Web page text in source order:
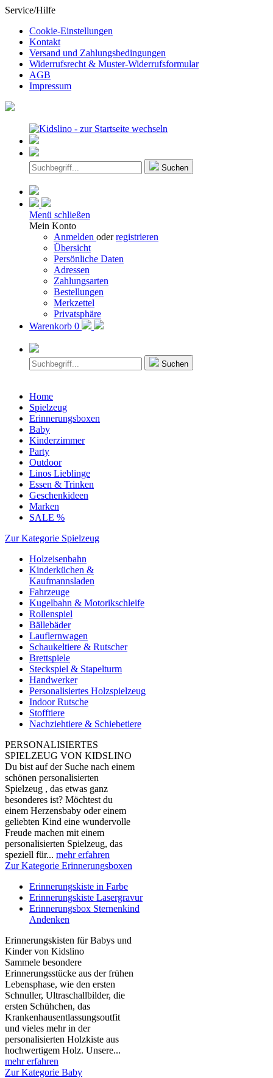
Service/Hilfe
Cookie-Einstellungen
Kontakt
Versand und Zahlungsbedingungen
Widerrufsrecht & Muster-Widerrufsformular
AGB
Impressum
Suchen
Menü schließen
Mein Konto
Anmelden oderregistrieren
Übersicht
Persönliche Daten
Adressen
Zahlungsarten
Bestellungen
Merkzettel
Privatsphäre
Warenkorb 0
Suchen
Home
Spielzeug
Erinnerungsboxen
Baby
Kinderzimmer
Party
Outdoor
Linos Lieblinge
Essen & Trinken
Geschenkideen
Marken
SALE %
Zur Kategorie Spielzeug
Holzeisenbahn
Kinderküchen &
Kaufmannsladen
Fahrzeuge
Kugelbahn & Motorikschleife
Rollenspiel
Bällebäder
Lauflernwagen
Schaukeltiere & Rutscher
Brettspiele
Steckspiel & Stapelturm
Handwerker
Personalisiertes Holzspielzeug
Indoor Rutsche
Stofftiere
Nachziehtiere & Schiebetiere
PERSONALISIERTES
SPIELZEUG VON KIDSLINO
Du bist auf der Suche nach einem
schönen personalisierten
Spielzeug , das etwas ganz
besonderes ist? Möchtest du
einem Herzensbaby oder einem
geliebten Kind eine wundervolle
Freude machen mit einem
personalisierten Spielzeug, das
speziell für... mehr erfahren
Zur Kategorie Erinnerungsboxen
Erinnerungskiste in Farbe
Erinnerungskiste Lasergravur
Erinnerungsbox Sternenkind
Andenken
Erinnerungskisten für Babys und
Kinder von Kidslino
Sammele besondere
Erinnerungsstücke aus der frühen
Lebensphase, wie den ersten
Schnuller, Ultraschallbilder, die
ersten Schühchen, das
Krankenhausentlassungsoutfit
und vieles mehr in der
personalisierten Holzkiste aus
hochwertigem Holz. Unsere...
mehr erfahren
Zur Kategorie Baby